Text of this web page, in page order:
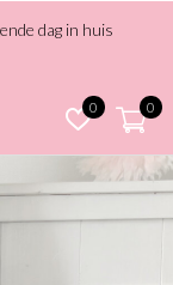
0 0
dag in huis